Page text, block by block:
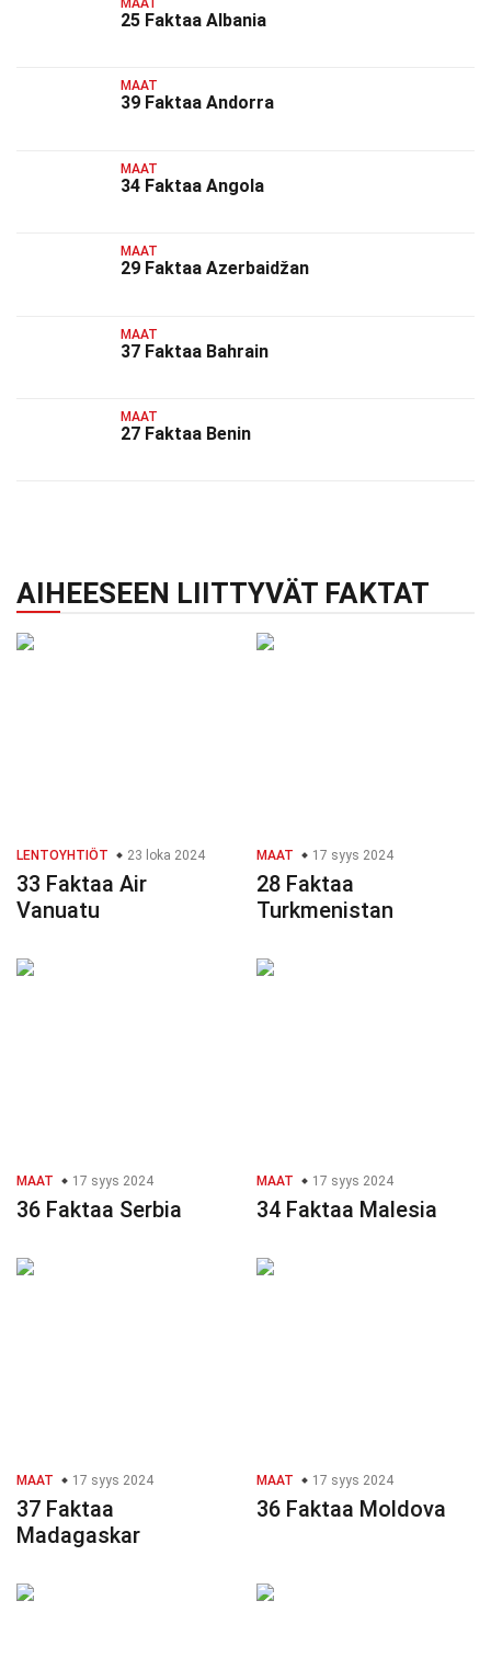
MAAT
25 Faktaa Albania
MAAT
39 Faktaa Andorra
MAAT
34 Faktaa Angola
MAAT
29 Faktaa Azerbaidžan
MAAT
37 Faktaa Bahrain
MAAT
27 Faktaa Benin
AIHEESEEN LIITTYVÄT FAKTAT
LENTOYHTIÖT 23 loka 2024
33 Faktaa Air
Vanuatu
MAAT 17 syys 2024
28 Faktaa
Turkmenistan
MAAT 17 syys 2024
36 Faktaa Serbia
MAAT 17 syys 2024
34 Faktaa Malesia
MAAT 17 syys 2024
37 Faktaa
Madagaskar
MAAT 17 syys 2024
36 Faktaa Moldova